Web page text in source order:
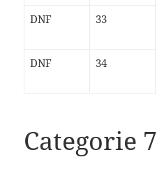
DNF 33
DNF
34
Categorie 7